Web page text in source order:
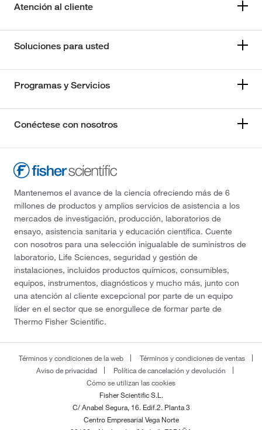
Atención al cliente
Soluciones para usted
Programas y Servicios
Conéctese con nosotros
Mantenemos el avance de la ciencia ofreciendo más de 6
millones de productos y amplios servicios de asistencia a los
mercados de investigación, producción, laboratorios de
ensayo, asistencia sanitaria y educación científica. Cuente
con nosotros para una selección inigualable de suministros de
laboratorio, Life Sciences, seguridad y gestión de
instalaciones, incluidos productos químicos, consumibles,
equipos, instrumentos, diagnósticos y mucho más, junto con
una atención al cliente excepcional por parte de un equipo
líder en el sector que se enorgullece de formar parte de
Thermo Fisher Scientific.
Términos y condiciones de la web
Términos y condiciones de ventas
Aviso de privacidad
Política de cancelación y devolución
Cómo se utilizan las cookies
Fisher Scientific S.L.
C/ Anabel Segura, 16. Edif.2. Planta 3
Centro Empresarial Vega Norte